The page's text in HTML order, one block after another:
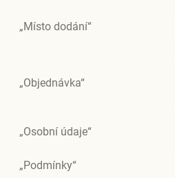
„Místo dodání“
„Objednávka“
„Osobní údaje“
„Podmínky“